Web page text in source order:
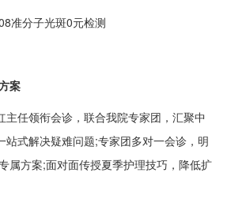
分子光斑0元检测
案
任领衔会诊，联合我院专家团，汇聚中
站式解决疑难问题;专家团多对一会诊，明
属方案;面对面传授夏季护理技巧，降低扩